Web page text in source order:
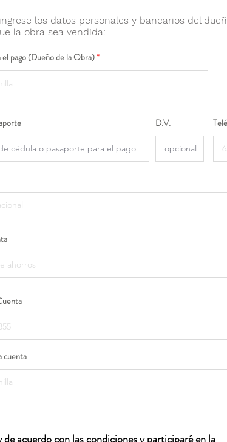
los datos personales y bancarios del
la obra sea vendida:
pago (Dueño de la Obra)
D.V.
cuenta